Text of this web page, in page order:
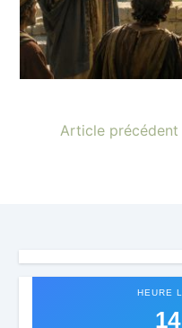
Article précédent
HEURE